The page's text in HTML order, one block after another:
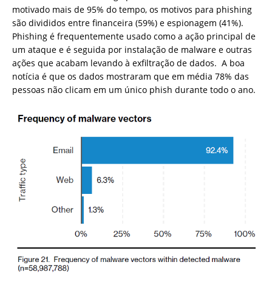
motivado mais de 95% do tempo, os motivos para phishing
são divididos entre financeira (59%) e espionagem (41%).
Phishing é frequentemente usado como a ação principal de
um ataque e é seguida por instalação de malware e outras
ações que acabam levando à exfiltração de dados. A boa
notícia é que os dados mostraram que em média 78% das
pessoas não clicam em um único phish durante todo o ano.